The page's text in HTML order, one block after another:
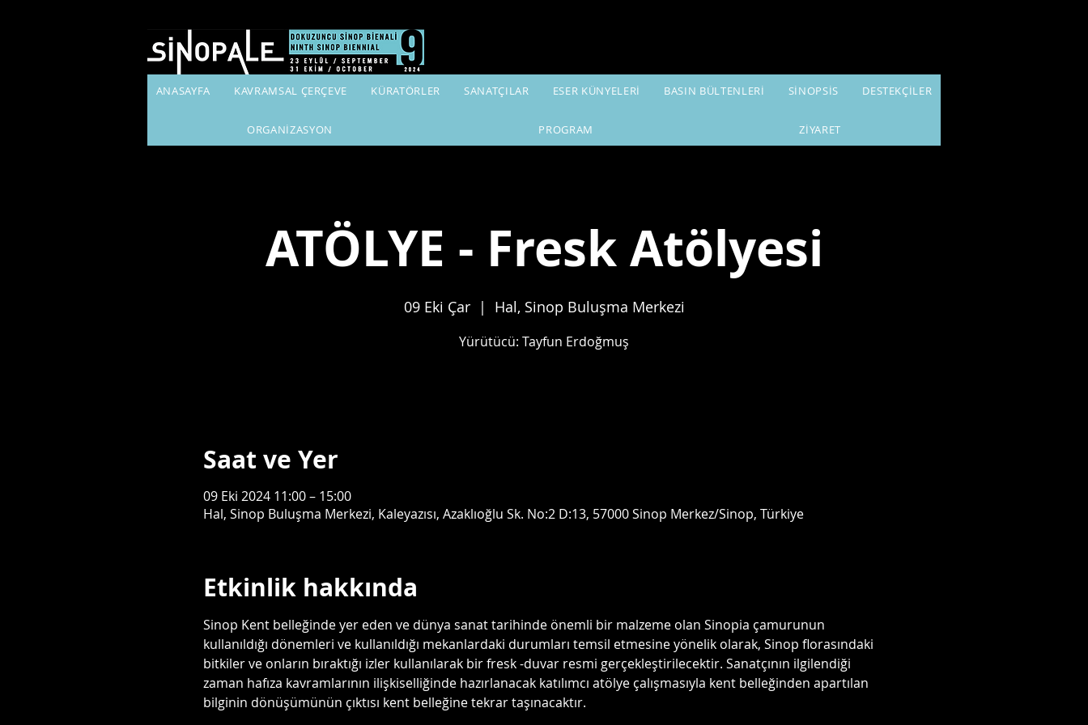
ANASAYFA KAVRAMSAL ÇERÇEVE KÜRATÖRLER SANATÇILAR ESER KÜNYELERİ BASIN BÜLTENLERİ SİNOPSİS DESTEKÇİLER
ORGANİZASYON PROGRAM ZİYARET
ATÖLYE - Fresk Atölyesi
09 Eki Çar
  |
Hal, Sinop Buluşma Merkezi
Yürütücü: Tayfun Erdoğmuş
Saat ve Yer
09 Eki 2024 11:00 – 15:00
Hal, Sinop Buluşma Merkezi, Kaleyazısı, Azaklıoğlu Sk. No:2 D:13, 57000 Sinop Merkez/Sinop, Türkiye
Etkinlik hakkında
Sinop Kent belleğinde yer eden ve dünya sanat tarihinde önemli bir malzeme olan Sinopia çamurunun
kullanıldığı dönemleri ve kullanıldığı mekanlardaki durumları temsil etmesine yönelik olarak, Sinop florasındaki
bitkiler ve onların bıraktığı izler kullanılarak bir fresk -duvar resmi gerçekleştirilecektir. Sanatçının ilgilendiği
zaman hafıza kavramlarının ilişkiselliğinde hazırlanacak katılımcı atölye çalışmasıyla kent belleğinden apartılan
bilginin dönüşümünün çıktısı kent belleğine tekrar taşınacaktır.